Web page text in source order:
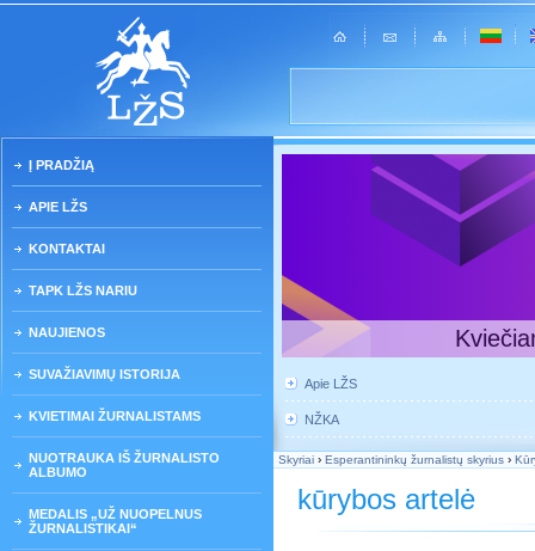
Į PRADŽIĄ
APIE LŽS
KONTAKTAI
TAPK LŽS NARIU
NAUJIENOS
SUVAŽIAVIMŲ ISTORIJA
KVIETIMAI ŽURNALISTAMS
NUOTRAUKA IŠ ŽURNALISTO
ALBUMO
MEDALIS „UŽ NUOPELNUS
ŽURNALISTIKAI“
Apie LŽS
NŽKA
Skyriai › Esperantininkų žurnalistų skyrius ›
kūrybos artelė